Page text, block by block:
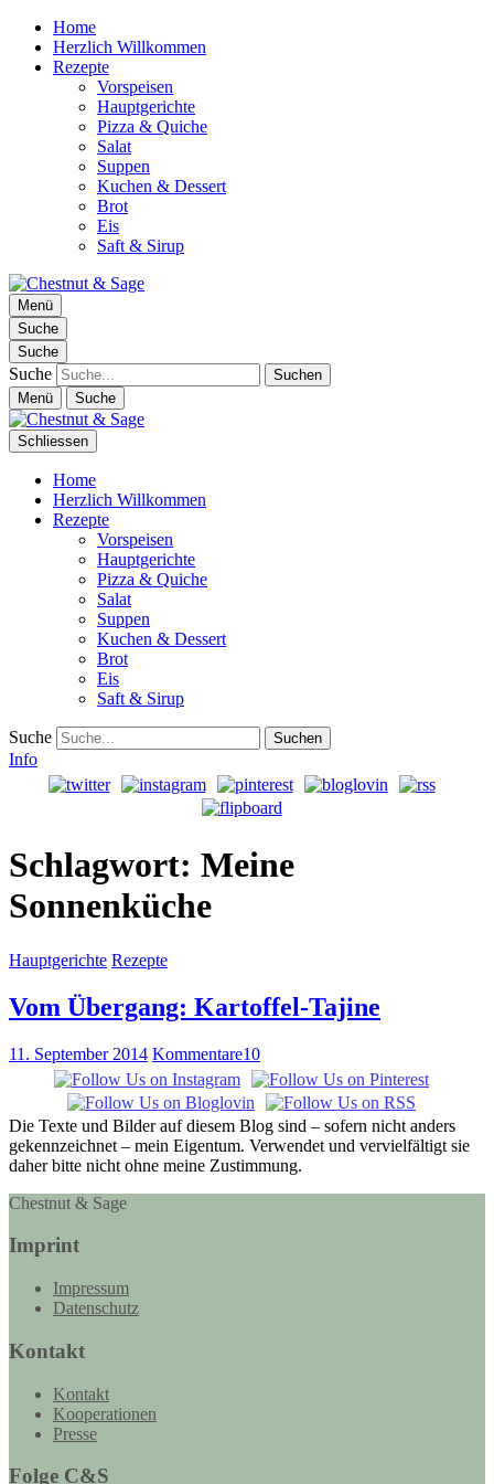
Home
Herzlich Willkommen
Rezepte
Vorspeisen
Hauptgerichte
Pizza & Quiche
Salat
Suppen
Kuchen & Dessert
Brot
Eis
Saft & Sirup
Chestnut & Sage
Foodblog | essen. trinken. genießen.
Menü
Suche
Suche
Suche
Menü Suche
Schliessen
Home
Herzlich Willkommen
Rezepte
Vorspeisen
Hauptgerichte
Pizza & Quiche
Salat
Suppen
Kuchen & Dessert
Brot
Eis
Saft & Sirup
Suche
Info
Schlagwort: Meine
Sonnenküche
Hauptgerichte Rezepte
Vom Übergang: Kartoffel-Tajine
11. September 2014 Kommentare10
Die Texte und Bilder auf diesem Blog sind – sofern nicht anders
gekennzeichnet – mein Eigentum. Verwendet und vervielfältigt sie
daher bitte nicht ohne meine Zustimmung.
Chestnut & Sage
Imprint
Impressum
Datenschutz
Kontakt
Kontakt
Kooperationen
Presse
Folge C&S